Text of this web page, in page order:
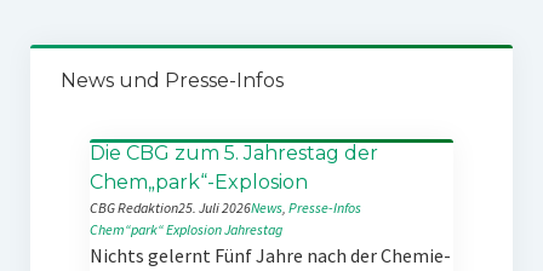
News und Presse-Infos
Die CBG zum 5. Jahrestag der
Chem„park“-Explosion
CBG Redaktion25. Juli 2026News, Presse-Infos
Chem“park“ExplosionJahrestag
Nichts gelernt Fünf Jahre nach der Chemie-